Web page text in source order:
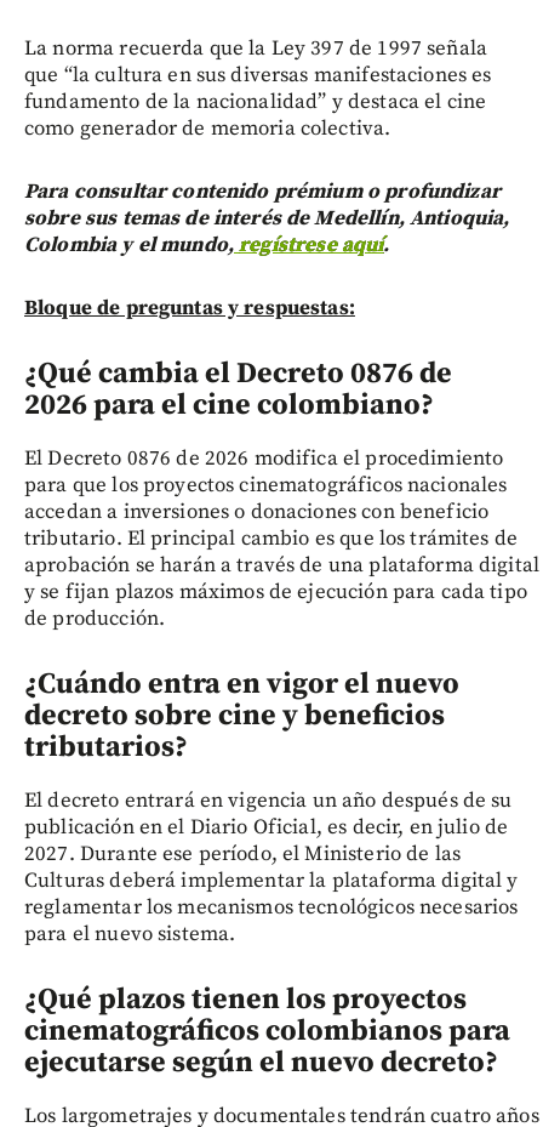
La norma recuerda que la Ley 397 de 1997 señala
que “la cultura en sus diversas manifestaciones es
fundamento de la nacionalidad” y destaca el cine
como generador de memoria colectiva.
Para consultar contenido prémium o profundizar
sobre sus temas de interés de Medellín, Antioquia,
Colombia y el mundo,regístrese aquí.
Bloque de preguntas y respuestas:
¿Qué cambia el Decreto 0876 de
2026 para el cine colombiano?
El Decreto 0876 de 2026 modifica el procedimiento
para que los proyectos cinematográficos nacionales
accedan a inversiones o donaciones con beneficio
tributario. El principal cambio es que los trámites de
aprobación se harán a través de una plataforma digital
y se fijan plazos máximos de ejecución para cada tipo
de producción.
¿Cuándo entra en vigor el nuevo
decreto sobre cine y beneficios
tributarios?
El decreto entrará en vigencia un año después de su
publicación en el Diario Oficial, es decir, en julio de
2027. Durante ese período, el Ministerio de las
Culturas deberá implementar la plataforma digital y
reglamentar los mecanismos tecnológicos necesarios
para el nuevo sistema.
¿Qué plazos tienen los proyectos
cinematográficos colombianos para
ejecutarse según el nuevo decreto?
Los largometrajes y documentales tendrán cuatro años